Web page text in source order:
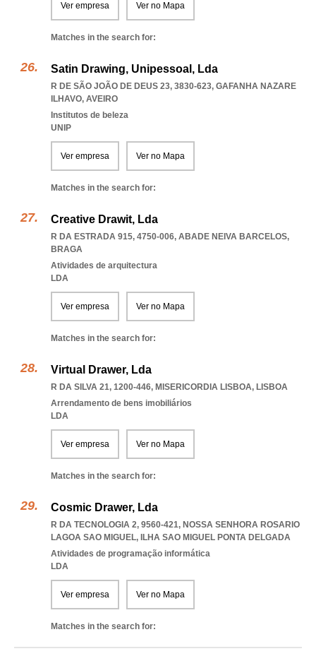
Ver empresa Ver no Mapa
Matches in the search for:
Satin Drawing, Unipessoal, Lda
R DE SÃO JOÃO DE DEUS 23, 3830-623, GAFANHA NAZARE
ILHAVO, AVEIRO
Institutos de beleza
UNIP
Ver empresa Ver no Mapa
Matches in the search for:
Creative Drawit, Lda
R DA ESTRADA 915, 4750-006, ABADE NEIVA BARCELOS,
BRAGA
Atividades de arquitectura
LDA
Ver empresa Ver no Mapa
Matches in the search for:
Virtual Drawer, Lda
R DA SILVA 21, 1200-446, MISERICORDIA LISBOA, LISBOA
Arrendamento de bens imobiliários
LDA
Ver empresa Ver no Mapa
Matches in the search for:
Cosmic Drawer, Lda
R DA TECNOLOGIA 2, 9560-421, NOSSA SENHORA ROSARIO
LAGOA SAO MIGUEL, ILHA SAO MIGUEL PONTA DELGADA
Atividades de programação informática
LDA
Ver empresa Ver no Mapa
Matches in the search for: